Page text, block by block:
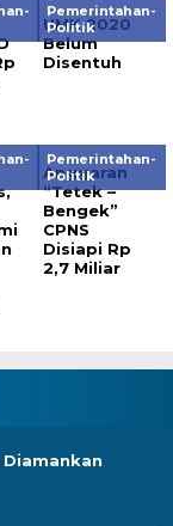
Pemerintahan-
Politik
UMK 2020
Belum
Disentuh
Pemerintahan-
Politik
Anggaran
“Tetek –
Bengek”
CPNS
Disiapi Rp
2,7 Miliar
Diamankan